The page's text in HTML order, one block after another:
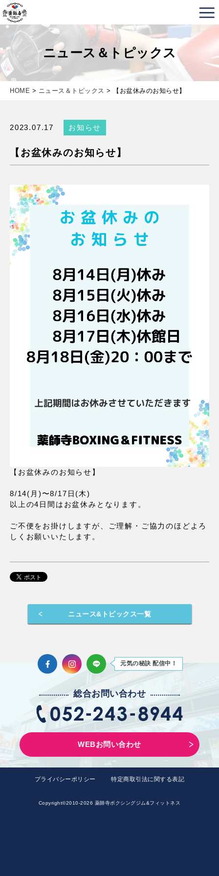
ニュース＆トピックス
HOME > ニュース＆トピックス > 【お盆休みのお知らせ】
2023.07.17 お知らせ
【お盆休みのお知らせ】
【お盆休みのお知らせ】
8/14(月)〜8/17日(木)
以上の4日間はお盆休みとなります。
ご不便をお掛けしますが、ご理解・ご協力のほどよろ
しくお願いいたします。
ニュース&トピックス一覧
FacebookInstagramLINE元気の秘訣 配信中！
総合お問い合わせ
WEBお問い合わせ
プライバシーポリシー 特定商取引法に関する表記
Copyright©2010-2026 薬師寺ボクシングジム&フィットネス